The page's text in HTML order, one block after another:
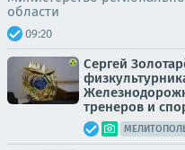
области
09:20
Сергей
тренеров и